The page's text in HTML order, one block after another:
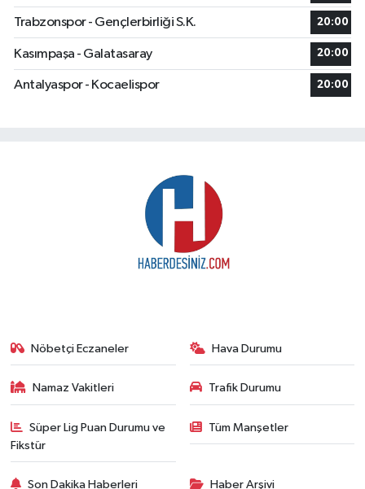
Trabzonspor - Gençlerbirliği S.K. 20:00
Kasımpaşa - Galatasaray 20:00
Antalyaspor - Kocaelispor 20:00
Nöbetçi Eczaneler Hava Durumu
Namaz Vakitleri Trafik Durumu
Süper Lig Puan Durumu ve
Fikstür
Tüm Manşetler
Son Dakika Haberleri Haber Arşivi